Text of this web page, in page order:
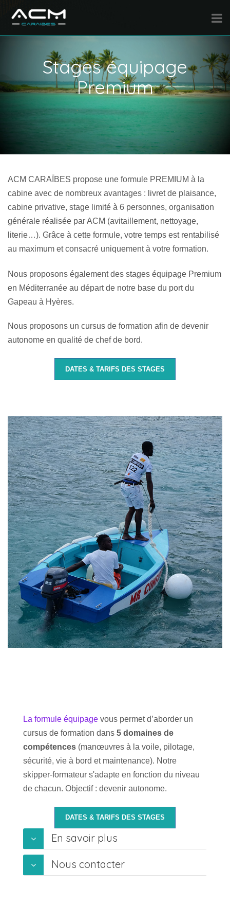
Stages équipage
Premium
ACM CARAÏBES propose une formule PREMIUM à la
cabine avec de nombreux avantages : livret de plaisance,
cabine privative, stage limité à 6 personnes, organisation
générale réalisée par ACM (avitaillement, nettoyage,
literie…). Grâce à cette formule, votre temps est rentabilisé
au maximum et consacré uniquement à votre formation.
Nous proposons également des stages équipage Premium
en Méditerranée au départ de notre base du port du
Gapeau à Hyères.
Nous proposons un cursus de formation afin de devenir
autonome en qualité de chef de bord.
DATES & TARIFS DES STAGES
La formule équipage vous permet d’aborder un
cursus de formation dans 5 domaines de
compétences (manœuvres à la voile, pilotage,
sécurité, vie à bord et maintenance). Notre
skipper-formateur s'adapte en fonction du niveau
de chacun. Objectif : devenir autonome.
DATES & TARIFS DES STAGES
En savoir plus
Nous contacter